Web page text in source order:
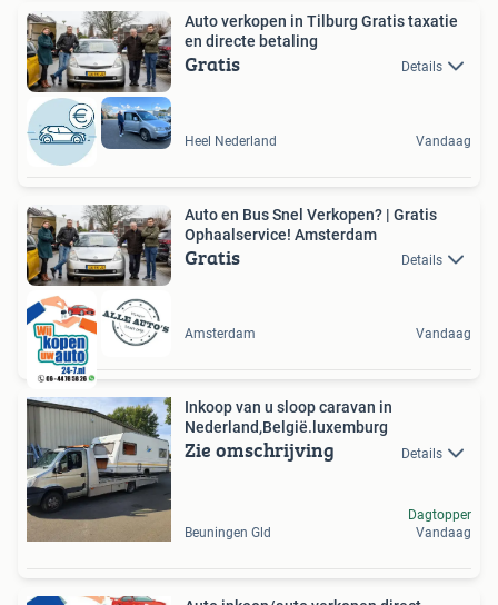
Auto verkopen in Tilburg Gratis taxatie
en directe betaling
Gratis Details
Heel Nederland Vandaag
Auto en Bus Snel Verkopen? | Gratis
Ophaalservice! Amsterdam
Gratis Details
Amsterdam Vandaag
Inkoop van u sloop caravan in
Nederland,België.luxemburg
Zie omschrijving Details
Beuningen Gld
Dagtopper
Vandaag